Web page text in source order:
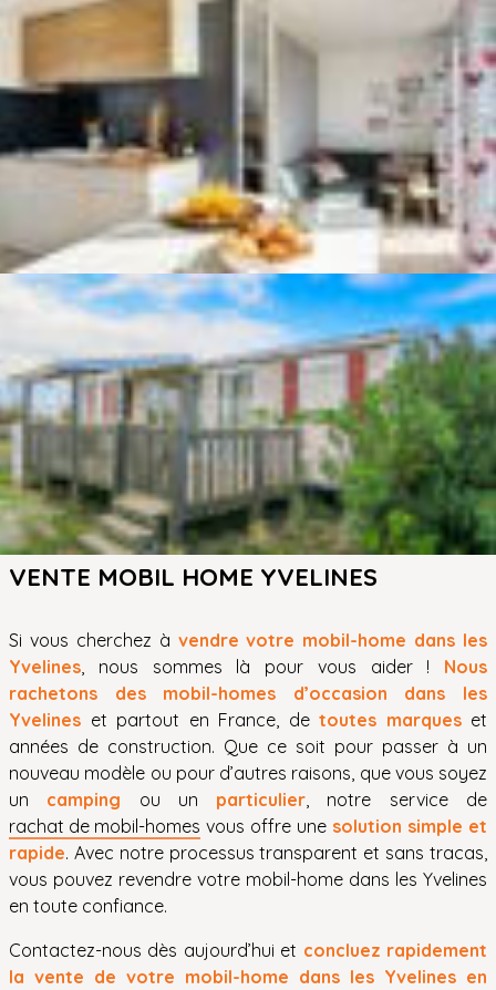
VENTE MOBIL HOME YVELINES
Si vous cherchez à vendre votre mobil-home dans les
Yvelines , nous sommes là pour vous aider ! Nous
rachetons des mobil-homes d’occasion dans les
Yvelines et partout en France, de toutes marqueset
années de construction. Que ce soit pour passer à un
nouveau modèle ou pour d’autres raisons, que vous soyez
un camping ou un particulier , notre service de
rachat de mobil-homes vous offre une solution simple et
rapide. Avec notre processus transparent et sans tracas,
vous pouvez revendre votre mobil-home dans les Yvelines
en toute confiance.
Contactez-nous dès aujourd’hui et concluez rapidement
la vente de votre mobil-home dans les Yvelines en